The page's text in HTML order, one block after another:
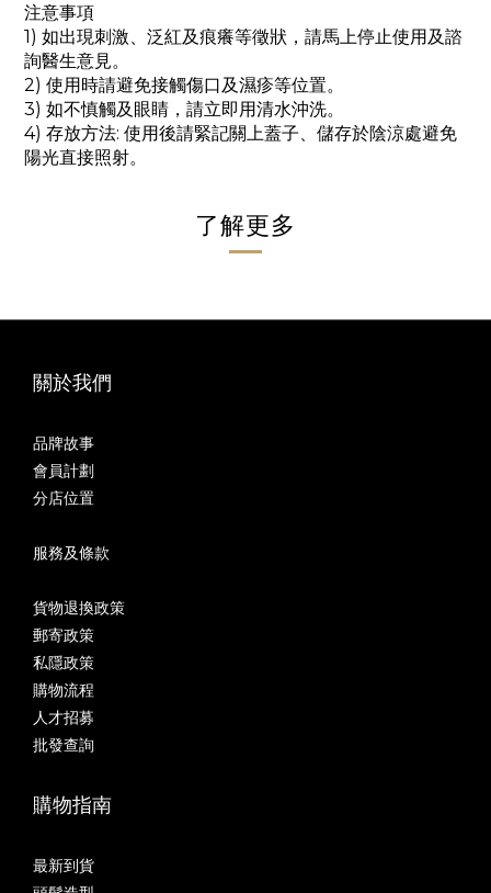
注意事項
1) 如出現刺激、泛紅及痕癢等徵狀，請馬上停止使用及諮
詢醫生意見。
2) 使用時請避免接觸傷口及濕疹等位置。
3) 如不慎觸及眼睛，請立即用清水沖洗。
4) 存放方法: 使用後請緊記關上蓋子、儲存於陰涼處避免
陽光直接照射。
了解更多
關於我們
品牌故事
會員計劃
分店位置
服務及條款
貨物退換政策
郵寄政策
私隱政策
購物流程
人才招募
批發查詢
購物指南
最新到貨